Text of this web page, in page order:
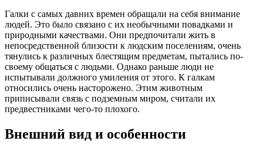
Галки с самых давних времен обращали на себя внимание
людей. Это было связано с их необычными повадками и
природными качествами. Они предпочитали жить в
непосредственной близости к людским поселениям, очень
тянулись к различных блестящим предметам, пытались по-
своему общаться с людьми. Однако раньше люди не
испытывали должного умиления от этого. К галкам
относились очень насторожено. Этим животным
приписывали связь с подземным миром, считали их
предвестниками чего-то плохого.
Внешний вид и особенности